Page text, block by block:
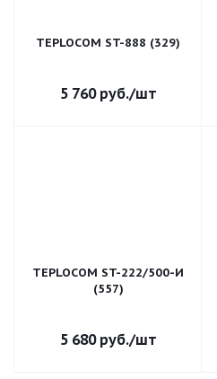
TEPLOCOM ST-888 (329)
5 760руб./шт
TEPLOCOM ST-222/500-И
(557)
5 680руб./шт